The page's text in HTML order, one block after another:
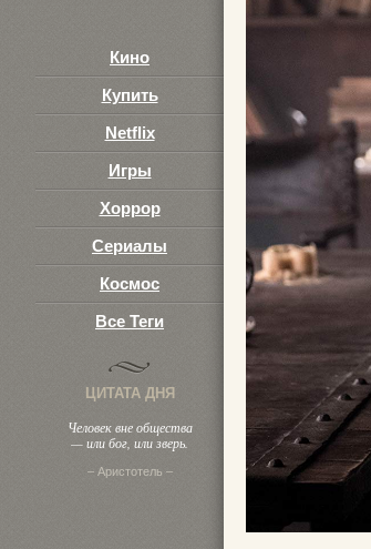
1
Кино
Купить
Netflix
Игры
Хоррор
Сериалы
Космос
Все Теги
ЦИТАТА ДНЯ
Человек вне общества
— или бог, или зверь.
– Аристотель –